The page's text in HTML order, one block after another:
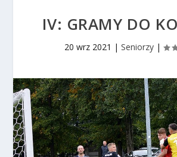
IV: GRAMY DO
20 wrz 2021 | Seniorzy |